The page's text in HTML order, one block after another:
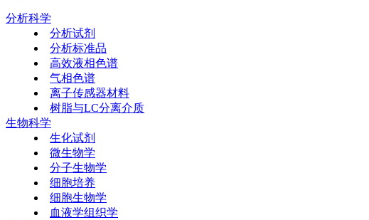
分析科学
分析试剂
分析标准品
高效液相色谱
气相色谱
离子传感器材料
树脂与LC分离介质
生物科学
生化试剂
微生物学
分子生物学
细胞培养
细胞生物学
血液学组织学